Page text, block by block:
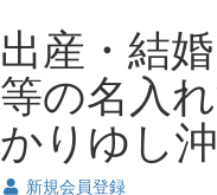
出産・結
等の名入
かりゆし
新規会員登録